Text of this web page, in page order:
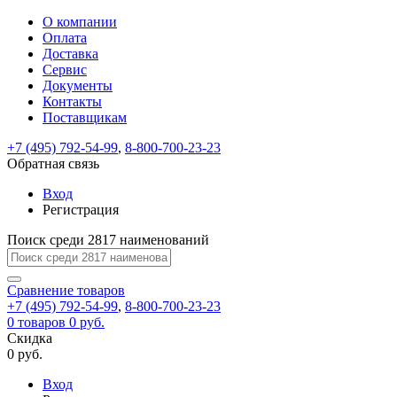
ВходРегистрация
Только
test@example.com
отправлена
по
ней
для
регистрации.
Ок
Только
Запомнить
меня
Забыли
Восстановление
пароля
Заполните
форму.
Мы
отправим
ссылку
на
указанный
электронный
адрес,
перейдя
по
которой
вы
новый
На
вашу
test@test.ru
отправлена
ссылка.
Перейдите
по
для
смены
пароля.
Введите
новый
пароль
Сменить
Пароль
успешно
Войти
Обратная
связь
Сообщение
пользовательского
соглашения
Ваше
сообщение
успешно
О компании
Оплата
Доставка
Сервис
Документы
Контакты
Поставщикам
+7 (495) 792-54-99, 8-800-700-23-23
Обратная связь
Вход
Регистрация
Поиск среди 2817 наименований
Сравнение товаров
+7 (495) 792-54-99, 8-800-700-23-23
0 товаров 0 руб.
Скидка
0 руб.
Вход